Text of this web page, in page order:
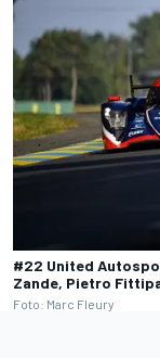
#22 United
Zande, Pietro
Foto: Marc Fleury